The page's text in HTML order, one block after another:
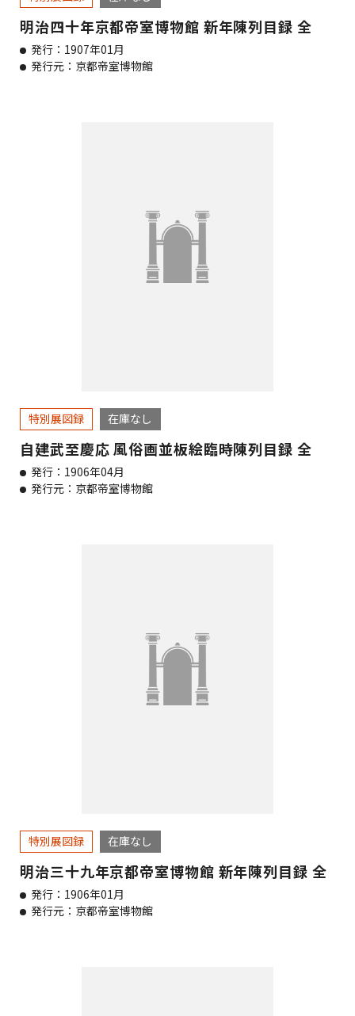
明治四十年京都帝室博物館 新年陳列目録 全
発行：1907年01月
発行元：京都帝室博物館
特別展図録 在庫なし
自建武至慶応 風俗画並板絵臨時陳列目録 全
発行：1906年04月
発行元：京都帝室博物館
特別展図録 在庫なし
明治三十九年京都帝室博物館 新年陳列目録 全
発行：1906年01月
発行元：京都帝室博物館